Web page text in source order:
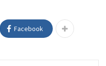
Facebook